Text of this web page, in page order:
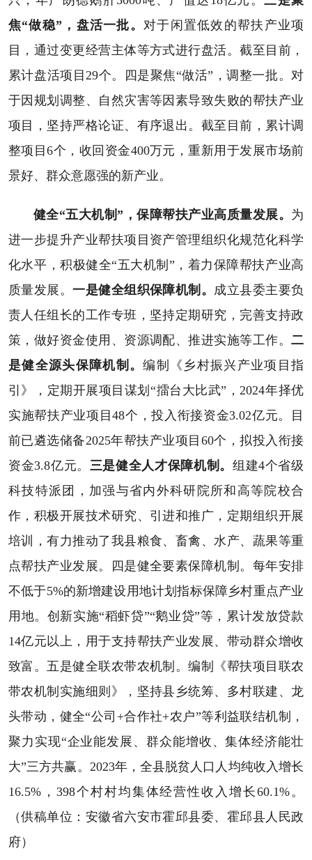
焦“做稳”，盘活一批。 对于闲置低效的帮扶产业项
目，通过变更经营主体等方式进行盘活。截至目前，
累计盘活项目29个。四是聚焦“做活”，调整一批。对
于因规划调整、自然灾害等因素导致失败的帮扶产业
项目，坚持严格论证、有序退出。截至目前，累计调
整项目6个，收回资金400万元，重新用于发展市场前
景好、群众意愿强的新产业。
健全“五大机制”，保障帮扶产业高质量发展。 为
进一步提升产业帮扶项目资产管理组织化规范化科学
化水平，积极健全“五大机制”，着力保障帮扶产业高
质量发展。一是健全组织保障机制。 成立县委主要负
责人任组长的工作专班，坚持定期研究，完善支持政
策，做好资金使用、资源调配、推进实施等工作。二
是健全源头保障机制。编制《乡村振兴产业项目指
引》，定期开展项目谋划“擂台大比武”，2024年择优
实施帮扶产业项目48个，投入衔接资金3.02亿元。目
前已遴选储备2025年帮扶产业项目60个，拟投入衔接
资金3.8亿元。 三是健全人才保障机制。 组建4个省级
科技特派团，加强与省内外科研院所和高等院校合
作，积极开展技术研究、引进和推广，定期组织开展
培训，有力推动了我县粮食、畜禽、水产、蔬果等重
点帮扶产业发展。四是健全要素保障机制。每年安排
不低于5%的新增建设用地计划指标保障乡村重点产业
用地。创新实施“稻虾贷”“鹅业贷”等，累计发放贷款
14亿元以上，用于支持帮扶产业发展、带动群众增收
致富。五是健全联农带农机制。编制《帮扶项目联农
带农机制实施细则》，坚持县乡统筹、多村联建、龙
头带动，健全“公司+合作社+农户”等利益联结机制，
聚力实现“企业能发展、群众能增收、集体经济能壮
大”三方共赢。2023年，全县脱贫人口人均纯收入增长
16.5%，398个村村均集体经营性收入增长60.1%。
（供稿单位：安徽省六安市霍邱县委、霍邱县人民政
府）